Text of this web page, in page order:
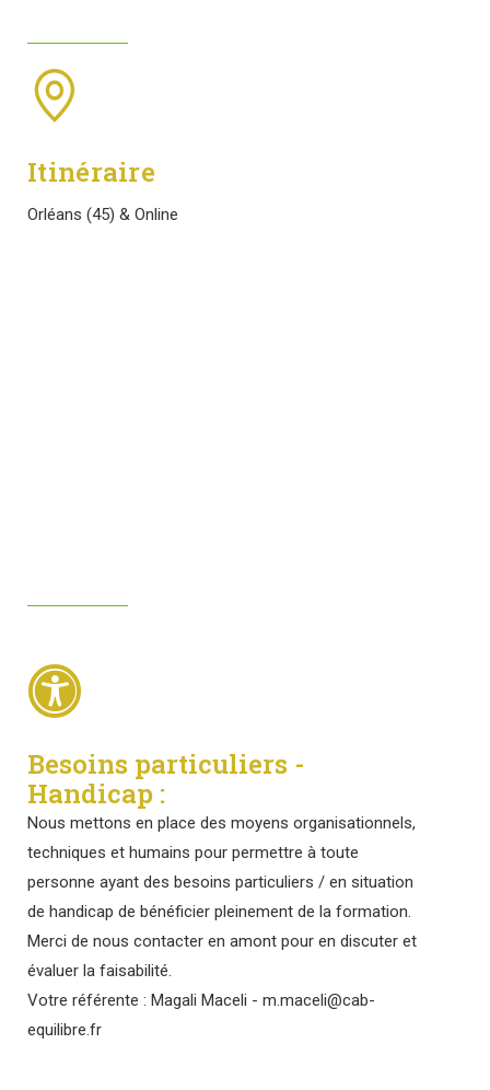
Itinéraire
Orléans (45) & Online
Besoins particuliers -
Handicap :
Nous mettons en place des moyens organisationnels,
techniques et humains pour permettre à toute
personne ayant des besoins particuliers / en situation
de handicap de bénéficier pleinement de la formation.
Merci de nous contacter en amont pour en discuter et
évaluer la faisabilité.
Votre référente : Magali Maceli - m.maceli@cab-
equilibre.fr